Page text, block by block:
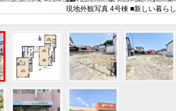
現地外観写真 4号棟 ■新しい暮ら